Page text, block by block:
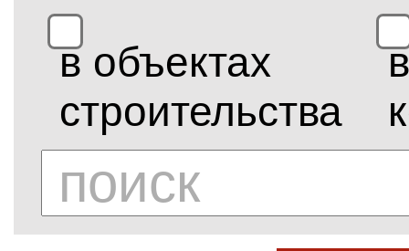
в объектах
строительства
в